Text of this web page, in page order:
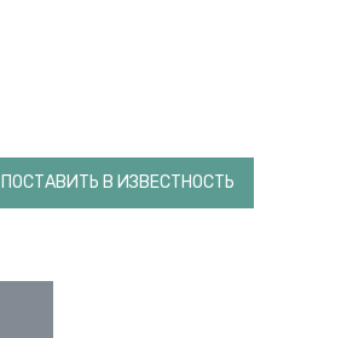
ПОСТАВИТЬ В ИЗВЕСТНОСТЬ